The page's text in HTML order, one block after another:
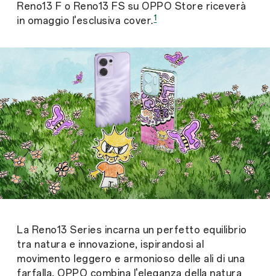
Reno13 F o Reno13 FS su OPPO Store riceverà
in omaggio l'esclusiva cover.1
La Reno13 Series incarna un perfetto equilibrio
tra natura e innovazione, ispirandosi al
movimento leggero e armonioso delle ali di una
farfalla. OPPO combina l'eleganza della natura